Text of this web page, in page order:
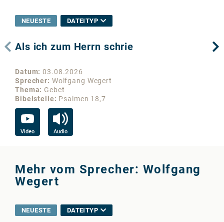
NEUESTE DATEITYP
Als ich zum Herrn schrie
Datum 03.08.2026
Sprecher
Wolfgang Wegert
Thema
Gebet
Bibelstelle
Psalmen 18,7
Video Audio
Mehr vom Sprecher: Wolfgang
Wegert
NEUESTE DATEITYP